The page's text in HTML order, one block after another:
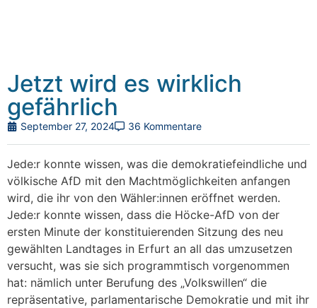
Jetzt wird es wirklich
gefährlich
September 27, 2024 36 Kommentare
Jede:r konnte wissen, was die demokratiefeindliche und
völkische AfD mit den Machtmöglichkeiten anfangen
wird, die ihr von den Wähler:innen eröffnet werden.
Jede:r konnte wissen, dass die Höcke-AfD von der
ersten Minute der konstituierenden Sitzung des neu
gewählten Landtages in Erfurt an all das umzusetzen
versucht, was sie sich programmtisch vorgenommen
hat: nämlich unter Berufung des „Volkswillen“ die
repräsentative, parlamentarische Demokratie und mit ihr